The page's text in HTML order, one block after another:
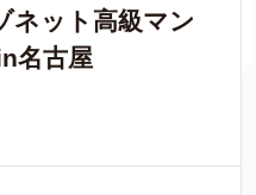
ネット高級マン
名古屋